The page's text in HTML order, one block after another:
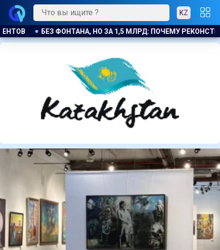
KZ
РЕКОНСТРУКЦИЯ ПЛОЩАДИ В ТЕМИРТАУ ПОДОРОЖАЛА